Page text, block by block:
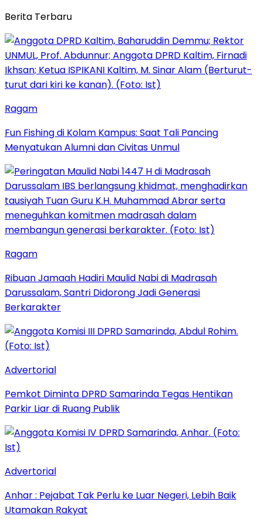
Berita Terbaru
Ragam
Fun Fishing di Kolam Kampus: Saat Tali Pancing
Menyatukan Alumni dan Civitas Unmul
Ragam
Ribuan Jamaah Hadiri Maulid Nabi di Madrasah
Darussalam, Santri Didorong Jadi Generasi
Berkarakter
Advertorial
Pemkot Diminta DPRD Samarinda Tegas Hentikan
Parkir Liar di Ruang Publik
Advertorial
Anhar : Pejabat Tak Perlu ke Luar Negeri, Lebih Baik
Utamakan Rakyat